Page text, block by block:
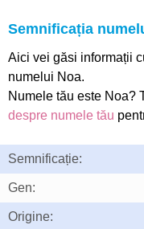
Semnificația
Aici vei găsi informații
numelui Noa.
Numele tău este Noa?
despre numele tău
Semnificație:
Gen:
Origine: